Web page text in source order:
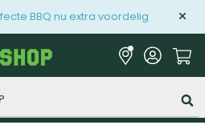
BBQ nu extra voordelig